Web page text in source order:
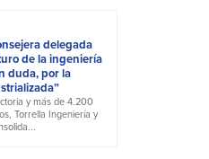
delegada
de la ingeniería
duda, por la
y más de 4.200
Torrella Ingeniería y